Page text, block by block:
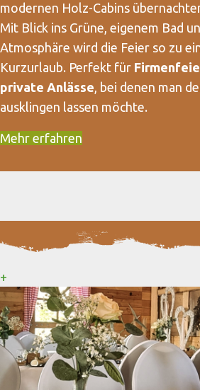
modernen Holz-Cabins
Mit Blick ins Grüne, eigenem Bad
Atmosphäre wird die Feier so zu
Kurzurlaub. Perfekt für
private Anlässe, bei denen man
ausklingen lassen möchte.
Mehr erfahren
+